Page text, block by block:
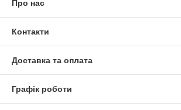
Про нас
Контакти
Доставка та оплата
Графік роботи